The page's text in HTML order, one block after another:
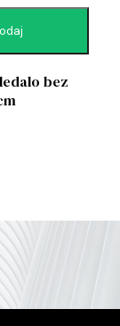
bez